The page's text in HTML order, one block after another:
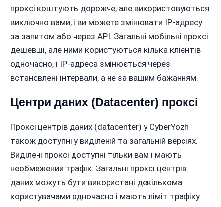
проксі коштують дорожче, але використовуються
виключно вами, і ви можете змінювати IP-адресу
за запитом або через API. Загальні мобільні проксі
дешевші, але ними користуються кілька клієнтів
одночасно, і IP-адреса змінюється через
встановлені інтервали, а не за вашим бажанням.
Центри даних (Datacenter) проксі
Проксі центрів даних (datacenter) у CyberYozh
також доступні у виділеній та загальній версіях.
Виділені проксі доступні тільки вам і мають
необмежений трафік. Загальні проксі центрів
даних можуть бути використані декількома
користувачами одночасно і мають ліміт трафіку